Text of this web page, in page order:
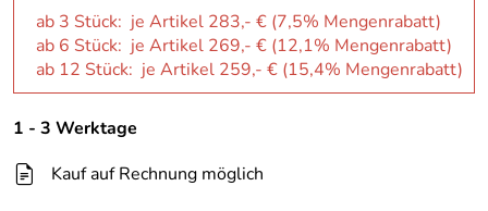
ab 3 Stück: je Artikel 283,- € (7,5% Mengenrabatt)
ab 6 Stück: je Artikel 269,- € (12,1% Mengenrabatt)
ab 12 Stück: je Artikel 259,- € (15,4% Mengenrabatt)
1 - 3 Werktage
Kauf auf Rechnung möglich